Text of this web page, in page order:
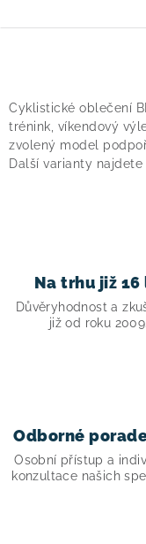
v
l
á
d
v
p
s
Cyklistické oblečení
trénink, víkendový
zvolený model
Další varianty
Na trhu již
Důvěryhodnost a
již od roku 2009.
Odborné
Osobní přístup a
konzultace našich